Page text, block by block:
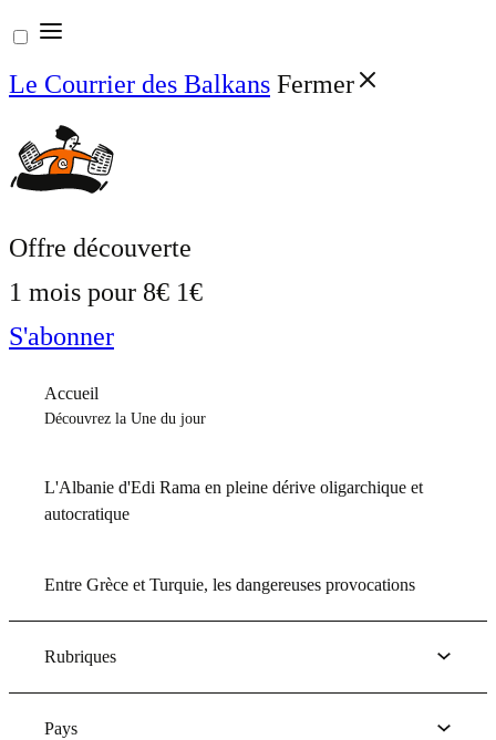
Aller
au
contenu
Le Courrier des Balkans Fermer
Offre découverte
1 mois pour 8€ 1€
S'abonner
Accueil
Découvrez la Une du jour
L'Albanie d'Edi Rama en pleine dérive oligarchique et
autocratique
Entre Grèce et Turquie, les dangereuses provocations
Rubriques
Pays